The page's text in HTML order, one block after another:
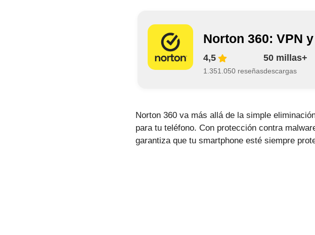
Norton 360: VPN
4,5
1.351.050 reseñas
50 millas+
descargas
Norton 360 va más allá de la simple
para tu teléfono. Con protección contra
garantiza que tu smartphone esté siempre